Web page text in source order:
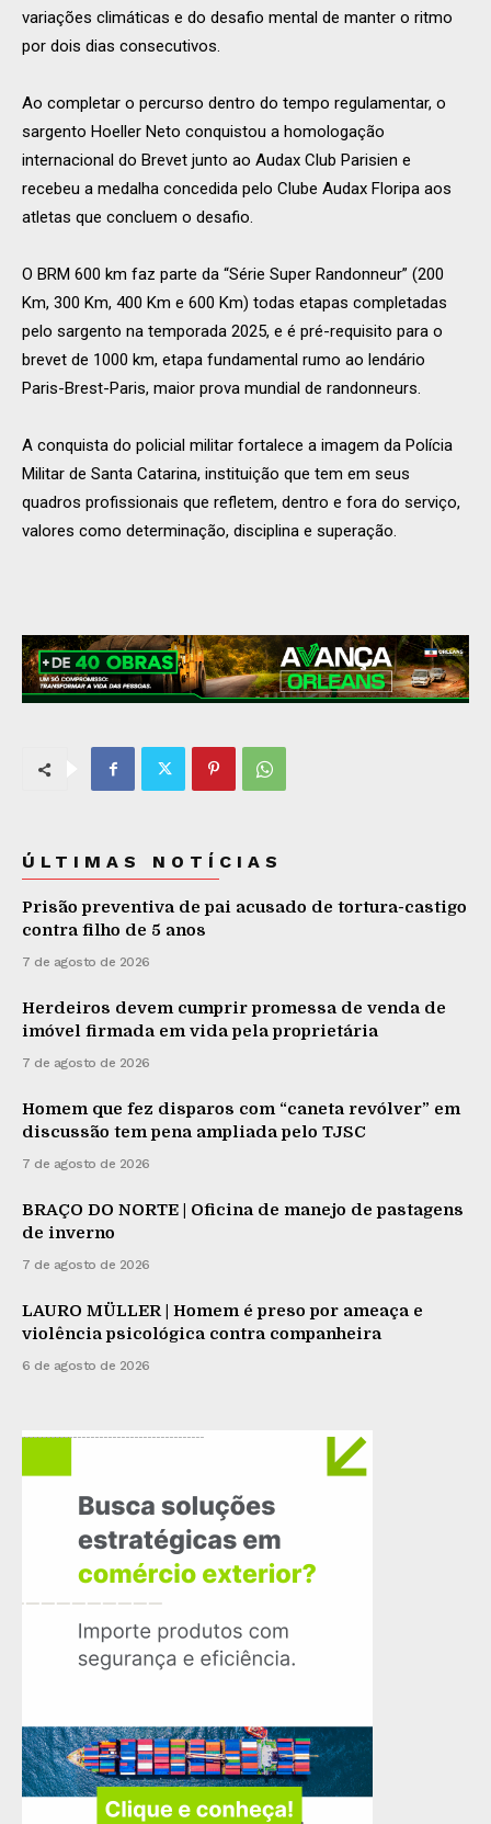
variações climáticas e do desafio mental de manter o ritmo
por dois dias consecutivos.
Ao completar o percurso dentro do tempo regulamentar, o
sargento Hoeller Neto conquistou a homologação
internacional do Brevet junto ao Audax Club Parisien e
recebeu a medalha concedida pelo Clube Audax Floripa aos
atletas que concluem o desafio.
O BRM 600 km faz parte da “Série Super Randonneur” (200
Km, 300 Km, 400 Km e 600 Km) todas etapas completadas
pelo sargento na temporada 2025, e é pré-requisito para o
brevet de 1000 km, etapa fundamental rumo ao lendário
Paris-Brest-Paris, maior prova mundial de randonneurs.
A conquista do policial militar fortalece a imagem da Polícia
Militar de Santa Catarina, instituição que tem em seus
quadros profissionais que refletem, dentro e fora do serviço,
valores como determinação, disciplina e superação.
ÚLTIMAS NOTÍCIAS
Prisão preventiva de pai acusado de tortura-castigo
contra filho de 5 anos
7 de agosto de 2026
Herdeiros devem cumprir promessa de venda de
imóvel firmada em vida pela proprietária
7 de agosto de 2026
Homem que fez disparos com “caneta revólver” em
discussão tem pena ampliada pelo TJSC
7 de agosto de 2026
BRAÇO DO NORTE | Oficina de manejo de pastagens
de inverno
7 de agosto de 2026
LAURO MÜLLER | Homem é preso por ameaça e
violência psicológica contra companheira
6 de agosto de 2026